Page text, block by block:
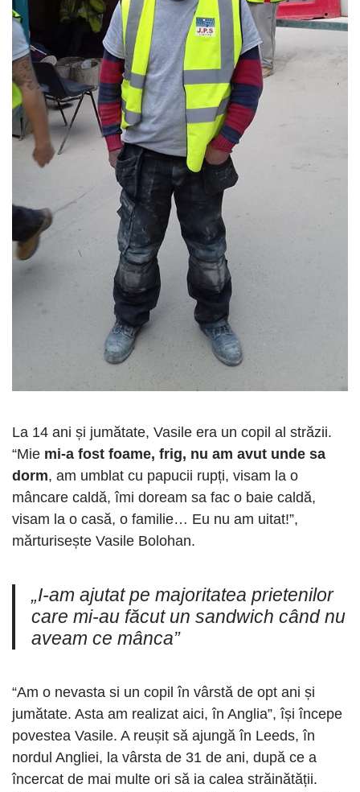
La 14 ani și jumătate, Vasile era un copil al străzii.
“Mie mi-a fost foame, frig, nu am avut unde sa
dorm, am umblat cu papucii rupți, visam la o
mâncare caldă, îmi doream sa fac o baie caldă,
visam la o casă, o familie… Eu nu am uitat!”,
mărturisește Vasile Bolohan.
„I-am ajutat pe majoritatea prietenilor
care mi-au făcut un sandwich când nu
aveam ce mânca”
“Am o nevasta si un copil în vârstă de opt ani și
jumătate. Asta am realizat aici, în Anglia”, își începe
povestea Vasile. A reușit să ajungă în Leeds, în
nordul Angliei, la vârsta de 31 de ani, după ce a
încercat de mai multe ori să ia calea străinătății.